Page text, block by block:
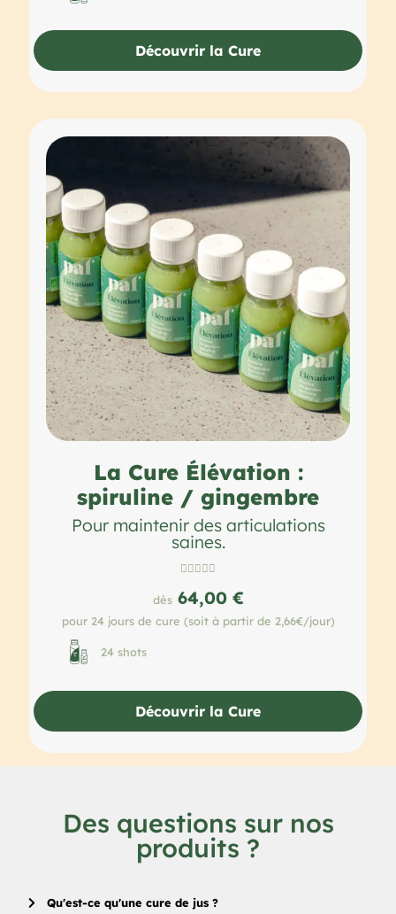
Découvrir la Cure
La Cure Élévation :
spiruline / gingembre
Pour maintenir des articulations
saines.

dès64,00 €
pour 24 jours de cure (soit à partir de 2,66€/jour)
24 shots
Découvrir la Cure
Des questions sur nos
produits ?
Qu'est-ce qu'une cure de jus ?